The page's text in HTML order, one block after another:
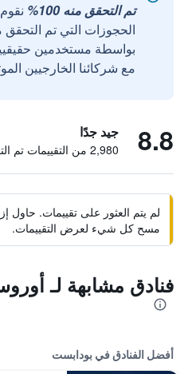
تم التحقق منه 100%
الحجوزات التي تم التحقق
مع شركائنا الخارجيين
8.8 جيد جدًا
2,980 من التقييمات تم التحقق منها
لم يتم العثور على تقييمات. حاول
مسح كل شيء لعرض التقييمات.
فنادق مشابهة لـ
أفضل الفنادق في بودابست